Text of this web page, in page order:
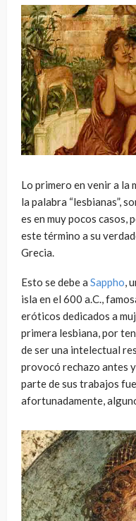
Lo primero en venir a la
la palabra “lesbianas”,
es en muy pocos casos,
este término a su
Grecia.
Esto se debe a Sappho,
isla en el 600 a.C.,
eróticos dedicados a
primera lesbiana, por
de ser una intelectual
provocó rechazo antes
parte de sus trabajos
afortunadamente,